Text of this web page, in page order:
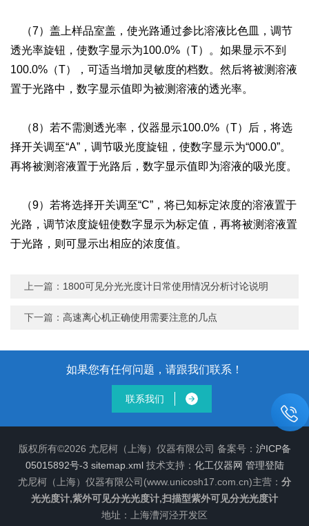
（7）盖上样品室盖，使光路通过参比溶液比色皿，调节
透光率旋钮，使数字显示为100.0%（T）。如果显示不到
100.0%（T），可适当增加灵敏度的档数。然后将被测溶液
置于光路中，数字显示值即为被测溶液的透光率。
（8）若不需测透光率，仪器显示100.0%（T）后，将选
择开关调至“A”，调节吸光度旋钮，使数字显示为“000.0”。
再将被测溶液置于光路后，数字显示值即为溶液的吸光度。
（9）若将选择开关调至“C”，将已知标定浓度的溶液置于
光路，调节浓度旋钮使数字显示为标定值，再将被测溶液置
于光路，则可显示出相应的浓度值。
上一篇： 1800可见分光光度计日常使用情况分析讨论说明
下一篇：高速离心机正确使用需要注意的几点
如果您有任何问题，请跟我们联系！
联系我们
版权所有©2026 尤尼柯（上海）仪器有限公司 备案号： 沪ICP备
05015892号-3 sitemap.xml技术支持： 化工仪器网 管理登陆
尤尼柯（上海）仪器有限公司(www.unicosh17.com.cn)主营： 分
光光度计,紫外可见分光光度计,扫描型紫外可见分光光度计
地址：上海漕河泾开发区